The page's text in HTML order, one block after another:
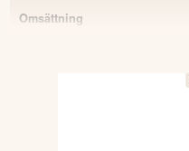
Omsättning